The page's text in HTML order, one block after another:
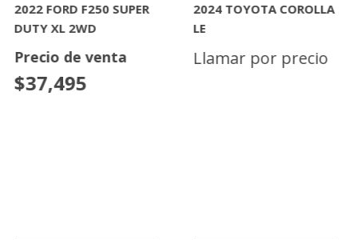
2022 FORD F250 SUPER
DUTY XL 2WD
Precio de venta
$37,495
2024 TOYOTA COROLLA
LE
Llamar por precio